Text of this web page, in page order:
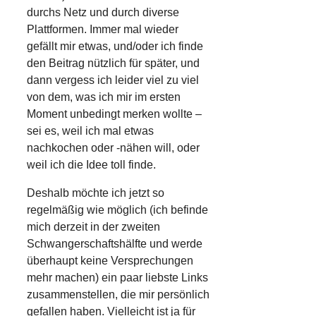
durchs Netz und durch diverse
Plattformen. Immer mal wieder
gefällt mir etwas, und/oder ich finde
den Beitrag nützlich für später, und
dann vergess ich leider viel zu viel
von dem, was ich mir im ersten
Moment unbedingt merken wollte –
sei es, weil ich mal etwas
nachkochen oder -nähen will, oder
weil ich die Idee toll finde.
Deshalb möchte ich jetzt so
regelmäßig wie möglich (ich befinde
mich derzeit in der zweiten
Schwangerschaftshälfte und werde
überhaupt keine Versprechungen
mehr machen) ein paar liebste Links
zusammenstellen, die mir persönlich
gefallen haben. Vielleicht ist ja für